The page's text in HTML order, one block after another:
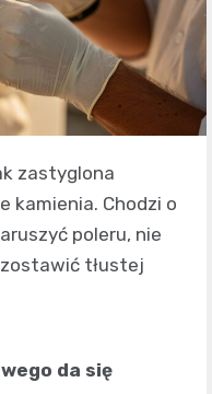
zastyglona
kamienia. Chodzi o
poleru, nie
tłustej
da się